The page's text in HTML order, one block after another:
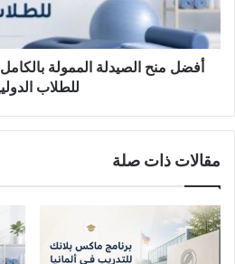
الخارج
2026/2027
للطلاب
الدوليين
للطلاب
مقالات ذات صلة